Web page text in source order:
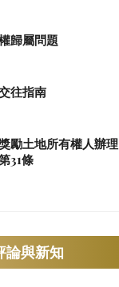
歸屬問題
往指南
勵土地所有權人辦理
31條
論與新知